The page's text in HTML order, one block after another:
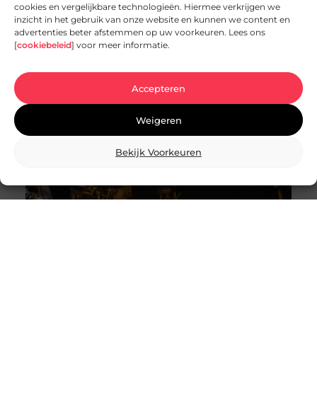
cookies en vergelijkbare technologieën. Hiermee verkrijgen we
inzicht in het gebruik van onze website en kunnen we content en
advertenties beter afstemmen op uw voorkeuren. Lees ons
[cookiebeleid] voor meer informatie.
Accepteren
Weigeren
Bekijk Voorkeuren
Vacature hovenier in Ermelo: een uniek
carrièrepad in het groen
groene sector? Dan is de vacature hovenier in
Ermelo wellicht precies wat